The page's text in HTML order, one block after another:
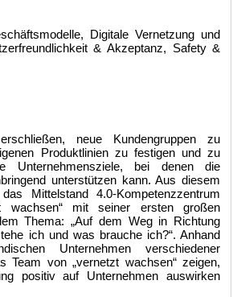
Digitale Vernetzung und
& Akzeptanz, Safety &
neue Kundengruppen zu
Produktlinien zu festigen und zu
Unternehmensziele, bei denen die
unterstützen kann. Aus diesem
Mittelstand 4.0-Kompetenzzentrum
wachsen“ mit seiner ersten großen
Thema: „Auf dem Weg in Richtung
ich und was brauche ich?“. Anhand
Unternehmen verschiedener
Team von „vernetzt wachsen“ zeigen,
positiv auf Unternehmen auswirken